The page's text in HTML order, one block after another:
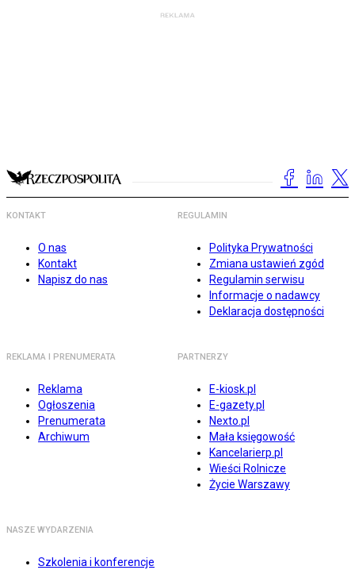
KONTAKT
O nas
Kontakt
Napisz do nas
REGULAMIN
Polityka Prywatności
Zmiana ustawień zgód
Regulamin serwisu
Informacje o nadawcy
Deklaracja dostępności
REKLAMA I PRENUMERATA
Reklama
Ogłoszenia
Prenumerata
Archiwum
PARTNERZY
E-kiosk.pl
E-gazety.pl
Nexto.pl
Mała księgowość
Kancelarierp.pl
Wieści Rolnicze
Życie Warszawy
NASZE WYDARZENIA
Szkolenia i konferencje